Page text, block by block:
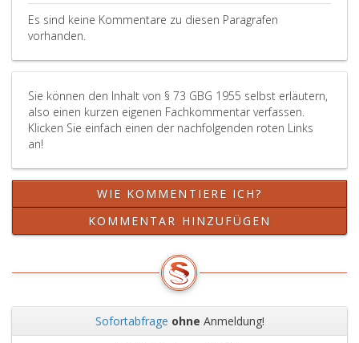
wird
teils
diesem
teils
im
Liegenschaftsteilungsgesetz,
Nr. 3
aus
1930,,
teils
in
anderen
Gesetzen
bestimmt.
Es sind keine Kommentare zu diesen Paragrafen
vorhanden.
Sie können den Inhalt von § 73 GBG 1955 selbst erläutern,
also einen kurzen eigenen Fachkommentar verfassen.
Klicken Sie einfach einen der nachfolgenden roten Links
an!
WIE KOMMENTIERE ICH?
KOMMENTAR HINZUFÜGEN
Sofortabfrage ohne Anmeldung!